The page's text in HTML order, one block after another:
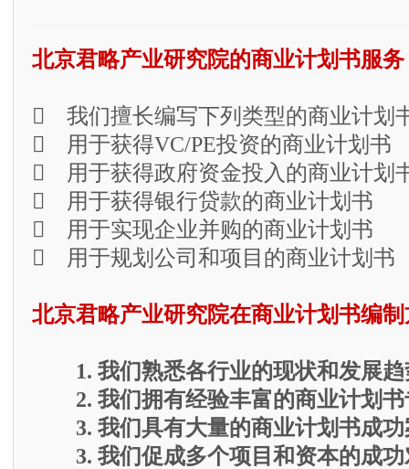
北京君略产业研究院的商业计划书服务
 我们擅长编写下列类型的商业计划
 用于获得VC/PE投资的商业计划书
 用于获得政府资金投入的商业计划
 用于获得银行贷款的商业计划书
 用于实现企业并购的商业计划书
 用于规划公司和项目的商业计划书
北京君略产业研究院在商业计划书编
1. 我们熟悉各行业的现状和发展趋
2. 我们拥有经验丰富的商业计划书
3. 我们具有大量的商业计划书成功
3. 我们促成多个项目和资本的成功